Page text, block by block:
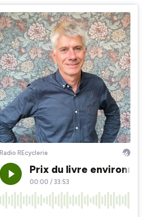
Radio REcyclerie
Prix du livre
00:00 / 33:53